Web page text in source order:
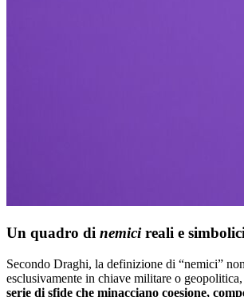
Un quadro di nemicireali e
Secondo Draghi, la definizione di “nemici”
esclusivamente in chiave militare o
serie di sfide che minacciano coesione,